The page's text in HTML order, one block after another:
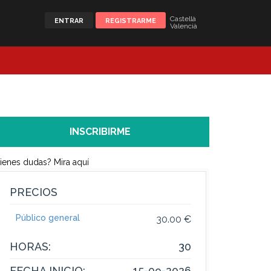
ENTRAR REGISTRARME
Castellà
Valencià
INSCRIBIRME
dudas? Mira aquí
PRECIOS
30.00 €
Público general
HORAS:
30